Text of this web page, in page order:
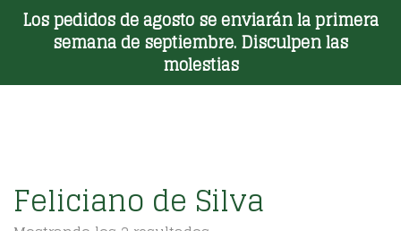
Los pedidos de agosto se enviarán la primera
semana de septiembre. Disculpen las
molestias
Toggle Menu
Feliciano de Silva